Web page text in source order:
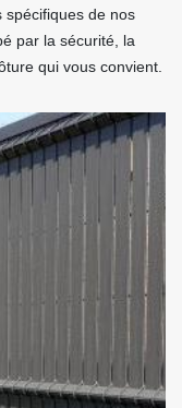
spécifiques de nos
par la sécurité, la
qui vous convient.